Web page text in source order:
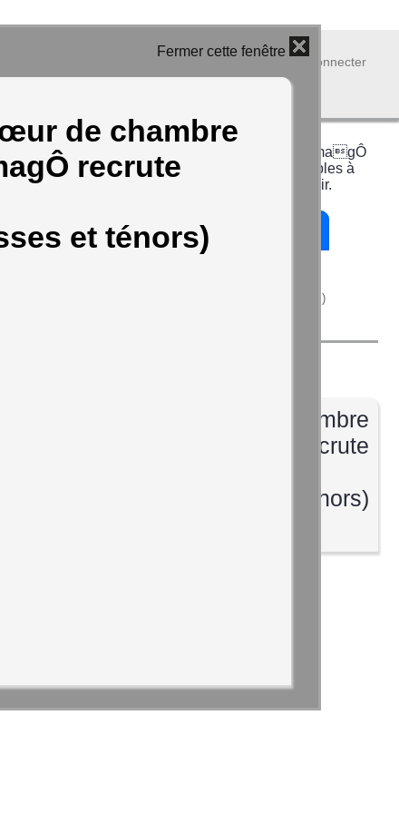
Fermer cette fenêtre
de chambre
recrute
et ténors)
Se connecter
L’association al CODA et le Chœur de Chambre imagÔ
besoin de l’encouragement de ceux qui, sensibles à
ses actions, souhaitent l’accompagner et la soutenir.
Adhérer à l'association al-Coda
(Défiscalisation possible à hauteur de 66%)
Le chœur de chambre
imagÔ recrute
(basses et ténors)